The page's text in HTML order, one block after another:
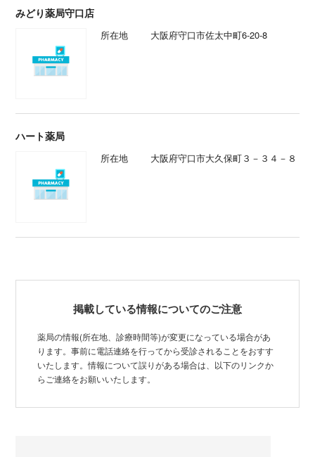
みどり薬局守口店
所在地 大阪府守口市佐太中町6-20-8
ハート薬局
所在地 大阪府守口市大久保町３－３４－８
掲載している情報についてのご注意
薬局の情報(所在地、診療時間等)が変更になっている場合があ
ります。事前に電話連絡を行ってから受診されることをおすす
いたします。情報について誤りがある場合は、以下のリンクか
らご連絡をお願いいたします。